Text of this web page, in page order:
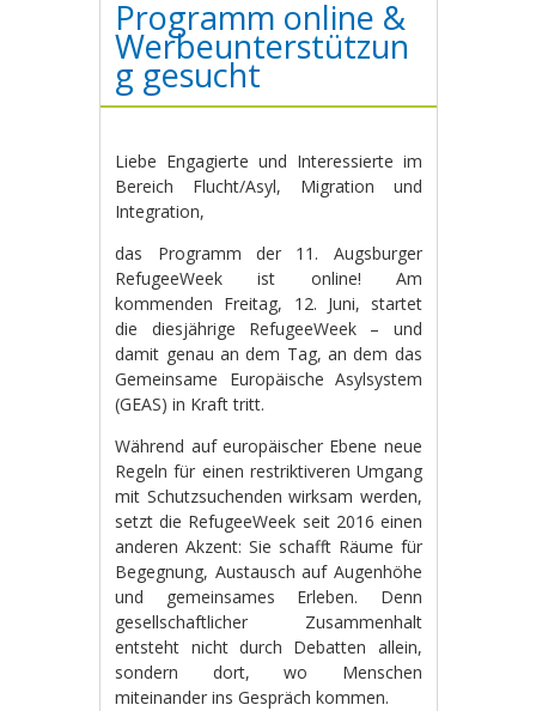
Programm online &
Werbeunterstützun
g gesucht
Liebe Engagierte und Interessierte im
Bereich Flucht/Asyl, Migration und
Integration,
das Programm der 11. Augsburger
RefugeeWeek ist online! Am
kommenden Freitag, 12. Juni, startet
die diesjährige RefugeeWeek – und
damit genau an dem Tag, an dem das
Gemeinsame Europäische Asylsystem
(GEAS) in Kraft tritt.
Während auf europäischer Ebene neue
Regeln für einen restriktiveren Umgang
mit Schutzsuchenden wirksam werden,
setzt die RefugeeWeek seit 2016 einen
anderen Akzent: Sie schafft Räume für
Begegnung, Austausch auf Augenhöhe
und gemeinsames Erleben. Denn
gesellschaftlicher Zusammenhalt
entsteht nicht durch Debatten allein,
sondern dort, wo Menschen
miteinander ins Gespräch kommen.